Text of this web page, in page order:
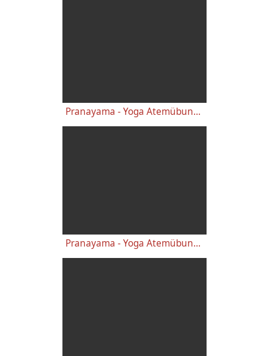
Pranayama - Yoga Atemübungen Kapalabhati und Wechselatmung
Pranayama - Yoga Atemübungen Kapalabhati und Wechselatmung